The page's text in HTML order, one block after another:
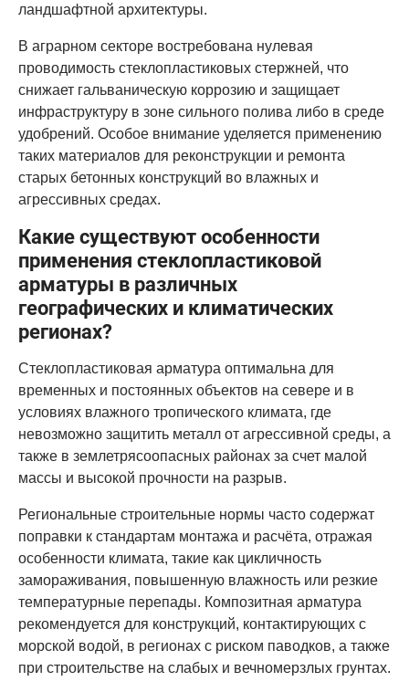
ландшафтной архитектуры.
В аграрном секторе востребована нулевая
проводимость стеклопластиковых стержней, что
снижает гальваническую коррозию и защищает
инфраструктуру в зоне сильного полива либо в среде
удобрений. Особое внимание уделяется применению
таких материалов для реконструкции и ремонта
старых бетонных конструкций во влажных и
агрессивных средах.
Какие существуют особенности
применения стеклопластиковой
арматуры в различных
географических и климатических
регионах?
Стеклопластиковая арматура оптимальна для
временных и постоянных объектов на севере и в
условиях влажного тропического климата, где
невозможно защитить металл от агрессивной среды, а
также в землетрясоопасных районах за счет малой
массы и высокой прочности на разрыв.
Региональные строительные нормы часто содержат
поправки к стандартам монтажа и расчёта, отражая
особенности климата, такие как цикличность
замораживания, повышенную влажность или резкие
температурные перепады. Композитная арматура
рекомендуется для конструкций, контактирующих с
морской водой, в регионах с риском паводков, а также
при строительстве на слабых и вечномерзлых грунтах.